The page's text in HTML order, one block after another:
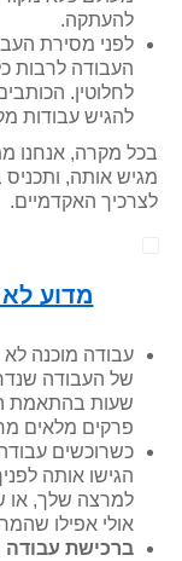
להעתקה.
לפני מסירת
העבודה לרבות
לחלוטין.
להגיש עבודות
בכל מקרה, אנחנו
מגיש אותה,
לצרכיך האקדמיים.
מדוע לא
עבודה מוכנה לא
של העבודה
שעות בהתאמת
פרקים מלאים
כשרוכשים
הגישו אותה
למרצה שלך, או
אולי אפילו
ברכישת עבודה